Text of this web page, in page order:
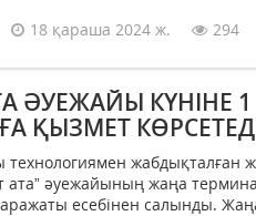
18 қараша 2024 ж. 294
ӘУЕЖАЙЫ КҮНІНЕ
ҚЫЗМЕТ
технологиямен жабдықталған
әуежайының жаңа
есебінен салынды.